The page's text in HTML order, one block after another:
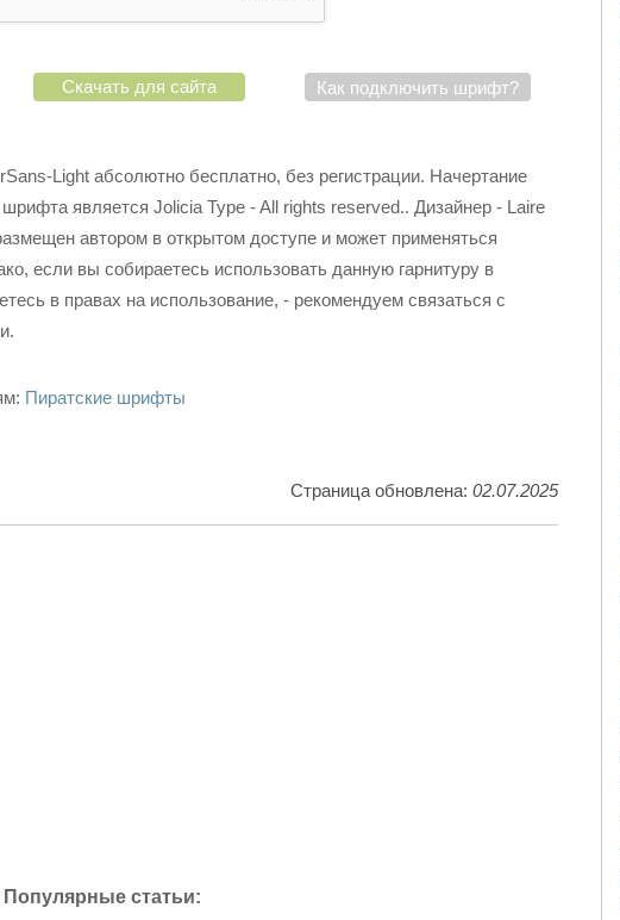
Скачать для сайта Как подключить шрифт?
Light абсолютно бесплатно, без регистрации. Начертание
является Jolicia Type - All rights reserved.. Дизайнер - Laire
автором в открытом доступе и может применяться
если вы собираетесь использовать данную гарнитуру в
в правах на использование, - рекомендуем связаться с
Пиратские шрифты
Страница обновлена: 02.07.2025
Популярные статьи: